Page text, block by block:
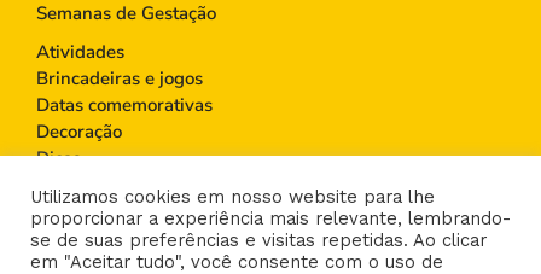
Semanas de Gestação
Atividades
Brincadeiras e jogos
Datas comemorativas
Decoração
Dicas
Educação Infantil
Gravidez
Maternidade
Moda infantil
Utilizamos cookies em nosso website para lhe
proporcionar a experiência mais relevante, lembrando-
se de suas preferências e visitas repetidas. Ao clicar
em "Aceitar tudo", você consente com o uso de